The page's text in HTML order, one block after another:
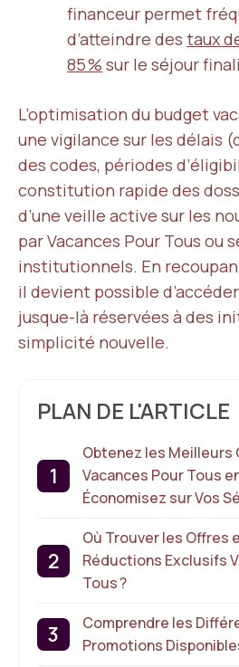
financeur permet
d’atteindre des taux
85 % sur le séjour
L’optimisation du budget
une vigilance sur les délais
des codes, périodes
constitution rapide des
d’une veille active sur les
par Vacances Pour Tous ou
institutionnels. En
il devient possible
jusque-là réservées à des
simplicité nouvelle.
PLAN DE L'ARTICLE
Obtenez les Meilleurs
Vacances Pour Tous
Économisez sur Vos
Où Trouver les Offres
Réductions Exclusifs
Tous ?
Comprendre les
Promotions